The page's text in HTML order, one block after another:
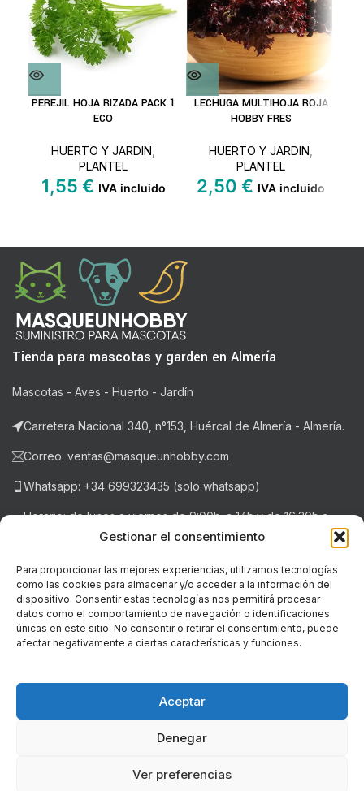
Gestionar el consentimiento
Para proporcionar las mejores experiencias, utilizamos tecnologías
como las cookies para almacenar y/o acceder a la información del
dispositivo. Consentir estas tecnologías nos permitirá procesar
datos como el comportamiento de navegación o identificaciones
únicas en este sitio. No consentir o retirar el consentimiento, puede
afectar negativamente a ciertas características y funciones.
Aceptar
Denegar
Ver preferencias
PEREJIL HOJA RIZADA PACK 1
ECO
HUERTO Y JARDIN
PLANTEL
1,55 € IVA incluido
LECHUGA MULTIHOJA ROJA
HOBBY FRES
HUERTO Y JARDIN
PLANTEL
2,50 € IVA incluido
Tienda para mascotas y garden en Almería
Mascotas - Aves - Huerto - Jardín
Carretera Nacional 340, n°153, Huércal de Almería - Almería.
Correo: ventas@masqueunhobby.com
Whatsapp: +34 699323435 (solo whatsapp)
Horario: de lunes a viernes de 9:00h. a 14h y de 16:30h a
20:30h . Sábados de 9:00h a 14:00h.
NOTICIAS RECIENTES
LEGAL
PROGRAMA KIT DIGITAL FINANCIADO POR LOS FONDOS NEXT
GENERATION (EU) DEL MECANISMO DE RECUPERACIÓN Y RESILIENCIA